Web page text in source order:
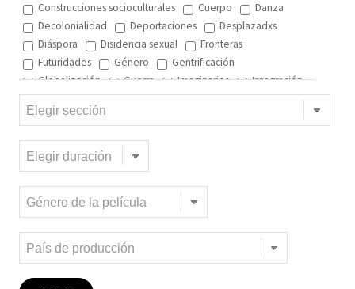
Construcciones socioculturales
Cuerpo
Danza
Decolonialidad
Deportaciones
Desplazadxs
Diáspora
Disidencia sexual
Fronteras
Futuridades
Género
Gentrificación
Globalización
Guerra Imaginarios
Integración
Interculturalidad
Interculturalidad en el arte
Interculturalidad en la música
Migración y DD.HH
Migración y globalización
Migración y Pueblos originarios
Migración y recursos naturales
Migración y salud
Movimiento
Mujeres
Niñez
Otredad
Pueblos Originarios
Racialidad